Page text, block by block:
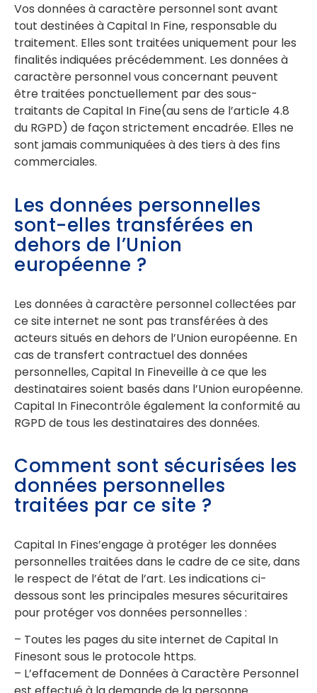
Vos données à caractère personnel sont avant
tout destinées à Capital In Fine, responsable du
traitement. Elles sont traitées uniquement pour les
finalités indiquées précédemment. Les données à
caractère personnel vous concernant peuvent
être traitées ponctuellement par des sous-
traitants de Capital In Fine(au sens de l’article 4.8
du RGPD) de façon strictement encadrée. Elles ne
sont jamais communiquées à des tiers à des fins
commerciales.
Les données personnelles
sont-elles transférées en
dehors de l’Union
européenne ?
Les données à caractère personnel collectées par
ce site internet ne sont pas transférées à des
acteurs situés en dehors de l’Union européenne. En
cas de transfert contractuel des données
personnelles, Capital In Fineveille à ce que les
destinataires soient basés dans l’Union européenne.
Capital In Finecontrôle également la conformité au
RGPD de tous les destinataires des données.
Comment sont sécurisées les
données personnelles
traitées par ce site ?
Capital In Fines’engage à protéger les données
personnelles traitées dans le cadre de ce site, dans
le respect de l’état de l’art. Les indications ci-
dessous sont les principales mesures sécuritaires
pour protéger vos données personnelles :
– Toutes les pages du site internet de Capital In
Finesont sous le protocole https.
– L’effacement de Données à Caractère Personnel